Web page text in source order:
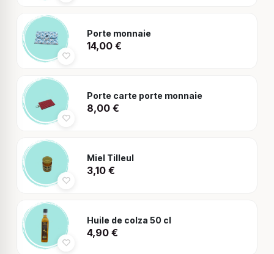
Porte monnaie
14,00 €
Porte carte porte monnaie
8,00 €
Miel Tilleul
3,10 €
Huile de colza 50 cl
4,90 €